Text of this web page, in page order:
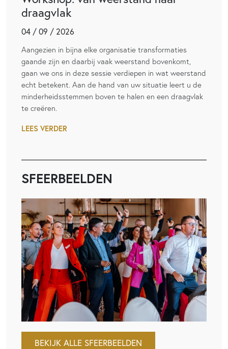
draagvlak
04 / 09 / 2026
Aangezien in bijna elke organisatie transformaties
gaande zijn en daarbij vaak weerstand bovenkomt,
gaan we ons in deze sessie verdiepen in wat weerstand
echt betekent. Aan de hand van uw situatie leert u de
minderheidsstemmen boven te halen en een draagvlak
te creëren.
LEES VERDER
SFEERBEELDEN
BEKIJK ALLE SFEERBEELDEN